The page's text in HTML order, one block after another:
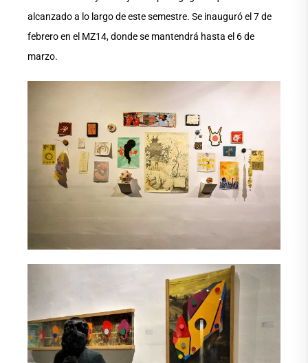
alcanzado a lo largo de este semestre. Se inauguró el 7 de
febrero en el MZ14, donde se mantendrá hasta el 6 de
marzo.